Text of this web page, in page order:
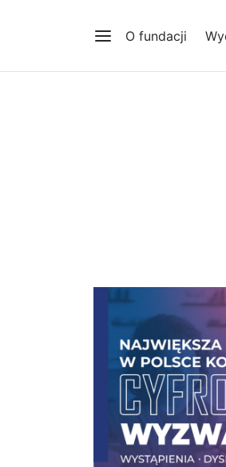
O fundacji